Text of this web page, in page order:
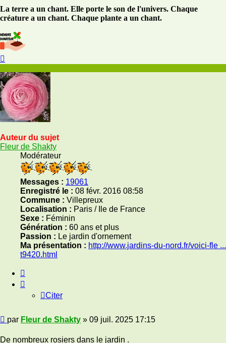
La terre a un chant. Elle porte le son de l'univers. Chaque
créature a un chant. Chaque plante a un chant.
Auteur du sujet
Fleur de Shakty
Modérateur
Messages : 19061
Enregistré le : 08 févr. 2016 08:58
Commune : Villepreux
Localisation : Paris / Ile de France
Sexe : Féminin
Génération : 60 ans et plus
Passion : Le jardin d'ornement
Ma présentation : http://www.jardins-du-nord.fr/voici-fle ...
t9420.html
Citer
Message
par Fleur de Shakty » 09 juil. 2025 17:15
De nombreux rosiers dans le jardin .